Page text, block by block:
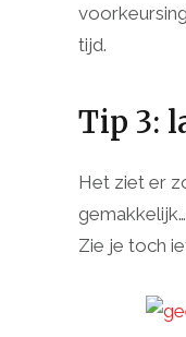
tijd.
Tip 3:
Het ziet er
Zie je toch